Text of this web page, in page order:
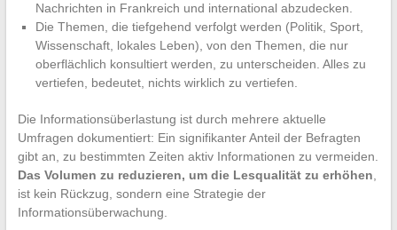
Nachrichten in Frankreich und international abzudecken.
Die Themen, die tiefgehend verfolgt werden (Politik, Sport,
Wissenschaft, lokales Leben), von den Themen, die nur
oberflächlich konsultiert werden, zu unterscheiden. Alles zu
vertiefen, bedeutet, nichts wirklich zu vertiefen.
Die Informationsüberlastung ist durch mehrere aktuelle
Umfragen dokumentiert: Ein signifikanter Anteil der Befragten
gibt an, zu bestimmten Zeiten aktiv Informationen zu vermeiden.
Das Volumen zu reduzieren, um die Lesqualität zu erhöhen,
ist kein Rückzug, sondern eine Strategie der
Informationsüberwachung.